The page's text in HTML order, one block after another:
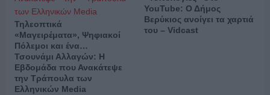
Τηλεοπτικά
«Μαγειρέματα», Ψηφιακοί
Πόλεμοι και ένα…
Τσουνάμι Αλλαγών: Η
Εβδομάδα που Ανακάτεψε
την Τράπουλα των
Ελληνικών Media
YouTube: Ο Δήμος
Βερύκιος ανοίγει τα χαρτιά
του – Vidcast